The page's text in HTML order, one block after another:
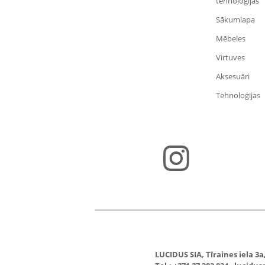
Sākumlapa
Mēbeles
Virtuves
Aksesuāri
Tehnoloģijas
LUCIDUS SIA, Tīraines iela